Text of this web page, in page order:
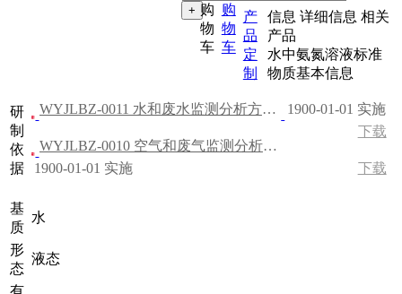
购
物
车
购
物
车
产
品
定
制
信息 详细信息 相关
产品
水中氨氮溶液标准
物质基本信息
研
制
依
据
WYJLBZ-0011 水和废水监测分析方法（第四版）
1900-01-01 实施
下载
WYJLBZ-0010 空气和废气监测分析方法（第四版）
1900-01-01 实施
下载
基
质
水
形
态
液态